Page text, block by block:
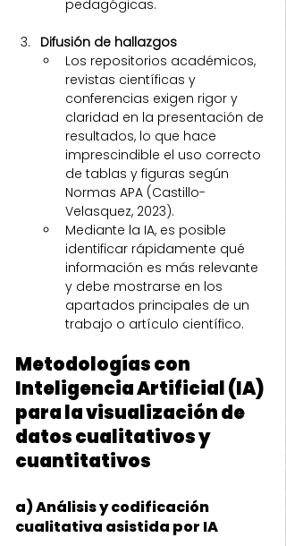
pedagógicas.
Difusión de hallazgos
Los repositorios académicos,
revistas científicas y
conferencias exigen rigor y
claridad en la presentación de
resultados, lo que hace
imprescindible el uso correcto
de tablas y figuras según
Normas APA (Castillo-
Velasquez, 2023).
Mediante la IA, es posible
identificar rápidamente qué
información es más relevante
y debe mostrarse en los
apartados principales de un
trabajo o artículo científico.
Metodologías con
Inteligencia Artificial (IA)
para la visualización de
datos cualitativos y
cuantitativos
a) Análisis y codificación
cualitativa asistida por IA